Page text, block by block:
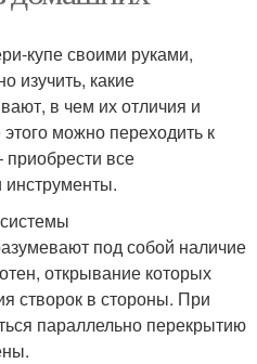
купе своими руками,
изучить, какие
в чем их отличия и
можно переходить к
приобрести все
под собой наличие
открывание которых
створок в стороны. При
параллельно перекрытию